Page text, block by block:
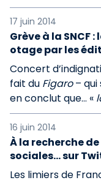
17 juin 2014
Grève à la SNCF
otage par les
Concert
fait du Figaro– qui
en conclut que… «
16 juin 2014
À la recherche
sociales... sur
Les limiers de